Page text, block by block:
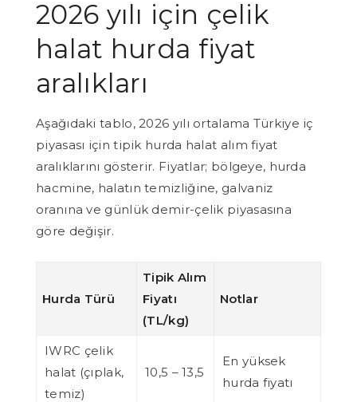
2026 yılı için çelik
halat hurda fiyat
aralıkları
Aşağıdaki tablo, 2026 yılı ortalama Türkiye iç
piyasası için tipik hurda halat alım fiyat
aralıklarını gösterir. Fiyatlar; bölgeye, hurda
hacmine, halatın temizliğine, galvaniz
oranına ve günlük demir-çelik piyasasına
göre değişir.
Hurda Türü
Tipik Alım
Fiyatı
(TL/kg)
Notlar
IWRC çelik
halat (çıplak,
temiz)
10,5 – 13,5
En yüksek
hurda fiyatı